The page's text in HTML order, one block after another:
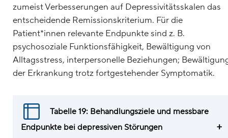
zumeist Verbesserungen auf Depressivitätsskalen das
entscheidende Remissionskriterium. Für die
Patient*innen relevante Endpunkte sind z. B.
psychosoziale Funktionsfähigkeit, Bewältigung von
Alltagsstress, interpersonelle Beziehungen;
der Erkrankung trotz fortgestehender Symptomatik.
Tabelle 19: Behandlungsziele und messbare
Endpunkte bei depressiven Störungen